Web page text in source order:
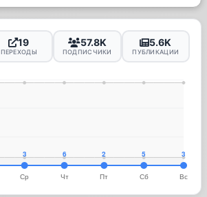
19
ПЕРЕХОДЫ
57.8K
ПОДПИСЧИКИ
5.6K
ПУБЛИКАЦИИ